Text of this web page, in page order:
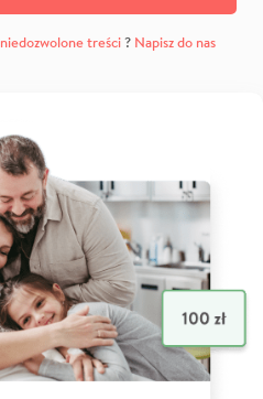
niedozwolone treści? Napisz do nas